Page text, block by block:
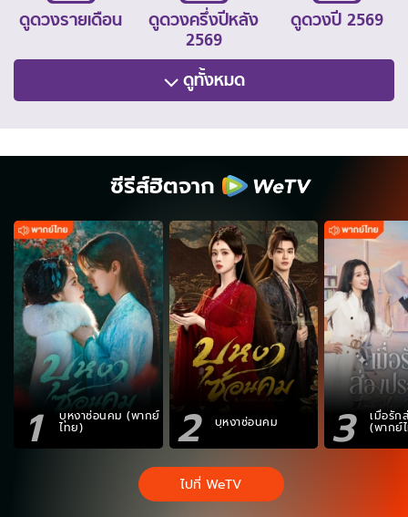
ดูดวงรายเดือน
ดูดวงครึ่งปีหลัง
2569
ดูดวงปี 2569
ดูทั้งหมด
ซีรีส์ฮิตจาก
1 บุหงาซ่อนคม (พากย์
ไทย) 2 บุหงาซ่อนคม 3 เมื่อรัก
(พากย์
ไปที่ WeTV